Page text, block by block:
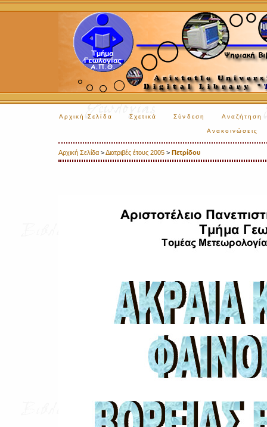
Αρχική Σελίδα Σχετικά Σύνδεση Αναζήτηση
Ανακοινώσεις
Αρχική Σελίδα >Διατριβές έτους 2005 > Πετρίδου